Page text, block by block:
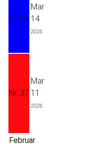
Nr. 38
Mar
14
2026
Nr. 37
Mar
11
2026
Februar